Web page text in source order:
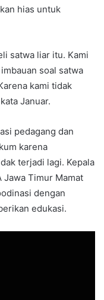
hias untuk
satwa liar itu. Kami
soal satwa
kami tidak
Januar.
pedagang dan
karena
terjadi lagi. Kepala
Jawa Timur Mamat
dengan
edukasi.